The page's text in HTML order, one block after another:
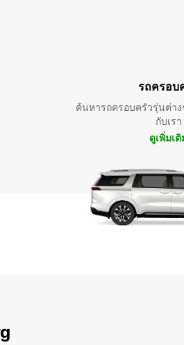
รถครอบ
ค้นหารถครอบครัวรุ่นต่า
กับเรา
ดูเพิ่มเติ